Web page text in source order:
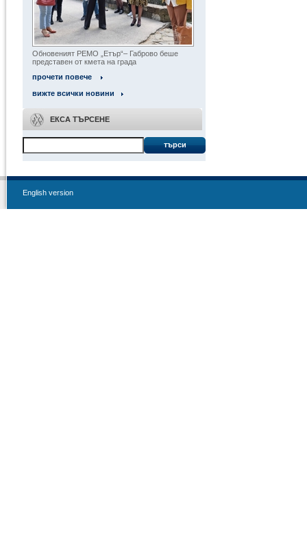
Обновеният РЕМО „Етър“– Габрово беше
представен от кмета на града
прочети повече
вижте всички новини
ЕКСА ТЪРСЕНЕ
търси
English version